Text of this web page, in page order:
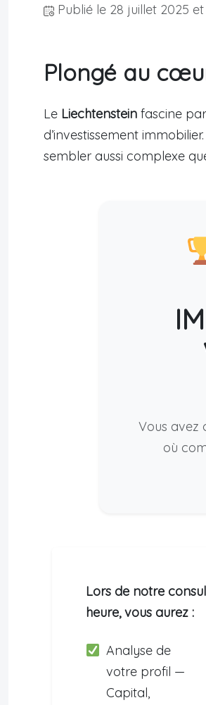
Publié le 28 juillet 2025
Plongé au
Le Liechtenstein fascine
d’investissement
sembler aussi complexe
Vous avez
où
Lors de notre
heure, vous aurez :
Analyse de
votre profil —
Capital,